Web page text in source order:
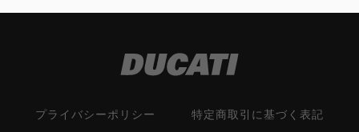
プライバシーポリシー 特定商取引に基づく表記